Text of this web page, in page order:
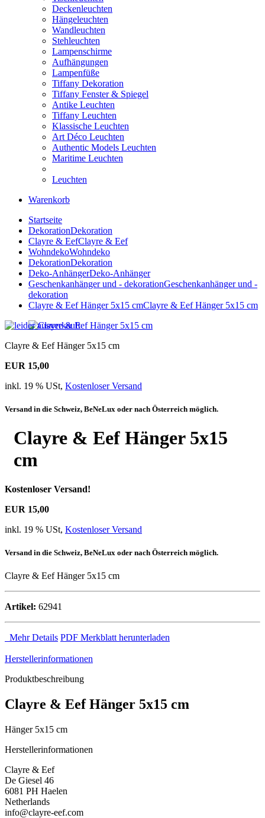
Deckenleuchten
Hängeleuchten
Wandleuchten
Stehleuchten
Lampenschirme
Aufhängungen
Lampenfüße
Tiffany Dekoration
Tiffany Fenster & Spiegel
Antike Leuchten
Tiffany Leuchten
Klassische Leuchten
Art Déco Leuchten
Authentic Models Leuchten
Maritime Leuchten
Leuchten
Warenkorb
Startseite
DekorationDekoration
Clayre & EefClayre & Eef
WohndekoWohndeko
DekorationDekoration
Deko-AnhängerDeko-Anhänger
Geschenkanhänger und - dekorationGeschenkanhänger und -
dekoration
Clayre & Eef Hänger 5x15 cmClayre & Eef Hänger 5x15 cm
Clayre & Eef Hänger 5x15 cm
EUR 15,00
inkl. 19 % USt, Kostenloser Versand
Versand in die Schweiz, BeNeLux oder nach Österreich möglich.
Clayre & Eef Hänger 5x15
cm
Kostenloser Versand!
EUR 15,00
inkl. 19 % USt, Kostenloser Versand
Versand in die Schweiz, BeNeLux oder nach Österreich möglich.
Clayre & Eef Hänger 5x15 cm
Artikel: 62941
Mehr Details PDF Merkblatt herunterladen
Herstellerinformationen
Produktbeschreibung
Clayre & Eef Hänger 5x15 cm
Hänger 5x15 cm
Herstellerinformationen
Clayre & Eef
De Giesel 46
6081 PH Haelen
Netherlands
info@clayre-eef.com